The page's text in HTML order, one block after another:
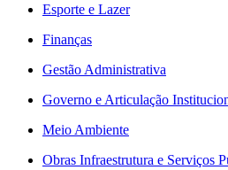
Esporte e Lazer
Finanças
Gestão Administrativa
Governo e Articulação
Meio Ambiente
Obras Infraestrutura e Serviços